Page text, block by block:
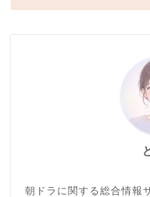
朝ドラに関する総合情報